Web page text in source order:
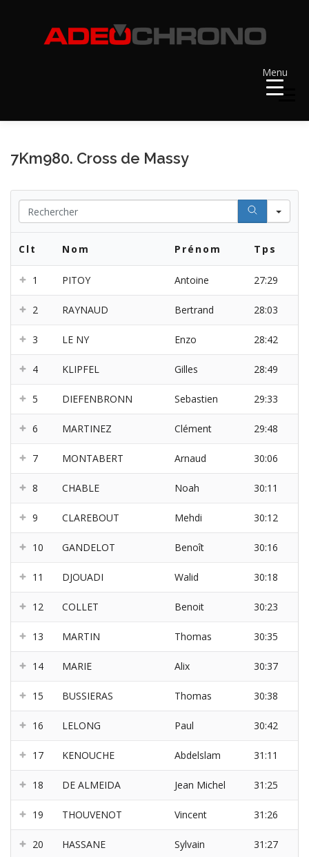
Menu
Menu
RÉCOMPENSES DOSSARDS
CONTACT ET LIENS UTILES
7Km980. Cross de Massy
Clt Nom Prénom Tps
1 PITOY Antoine 27:29
2 RAYNAUD Bertrand 28:03
3 LE NY Enzo 28:42
4 KLIPFEL Gilles 28:49
5 DIEFENBRONN Sebastien 29:33
6 MARTINEZ Clément 29:48
7 MONTABERT Arnaud 30:06
8 CHABLE Noah 30:11
9 CLAREBOUT Mehdi 30:12
10 GANDELOT Benoît 30:16
11 DJOUADI Walid 30:18
12 COLLET Benoit 30:23
13 MARTIN Thomas 30:35
14 MARIE Alix 30:37
15 BUSSIERAS Thomas 30:38
16 LELONG Paul 30:42
17 KENOUCHE Abdelslam 31:11
18 DE ALMEIDA Jean Michel 31:25
19 THOUVENOT Vincent 31:26
20 HASSANE Sylvain 31:27